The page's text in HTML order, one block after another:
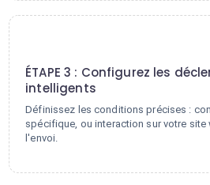
ÉTAPE 3 : Configurez les
intelligents
Définissez les conditions précises :
spécifique, ou interaction sur votre
l'envoi.